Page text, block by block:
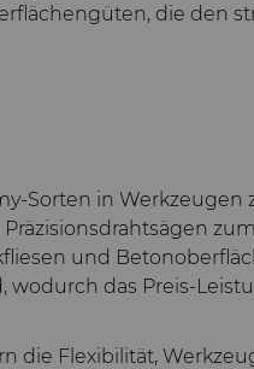
die den
Sorten in Werkzeugen
und
das Preis-
Flexibilität,